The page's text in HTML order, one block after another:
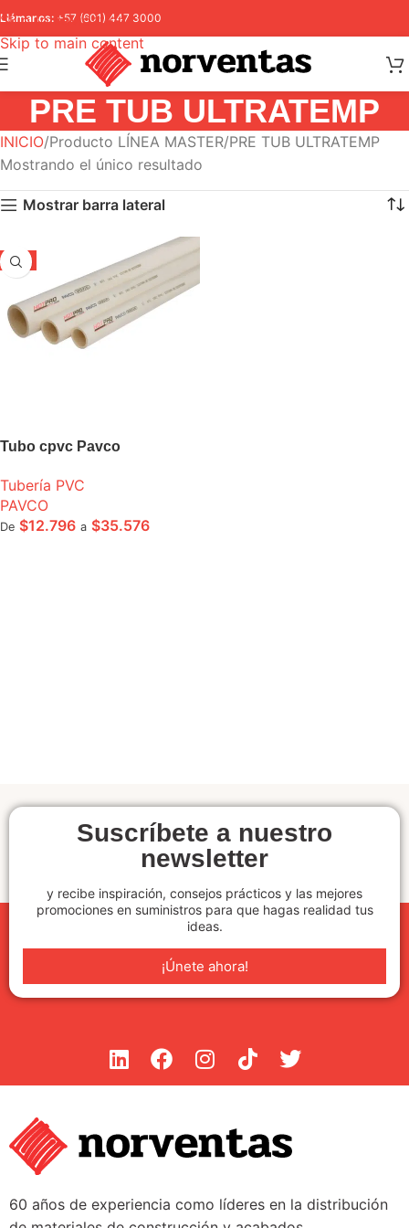
Skip to navigation
Skip to main content
Llámanos: +57 (601) 447 3000
PRE TUB ULTRATEMP
INICIO Producto LÍNEA MASTER PRE TUB ULTRATEMP
Mostrando el único resultado
Mostrar barra lateral
-5%
Tubo cpvc Pavco
Tubería PVC
PAVCO
De $12.796 a $35.576
Suscríbete a nuestro
newsletter
y recibe inspiración, consejos prácticos y las mejores
promociones en suministros para que hagas realidad tus
ideas.
¡Únete ahora!
60 años de experiencia como líderes en la distribución